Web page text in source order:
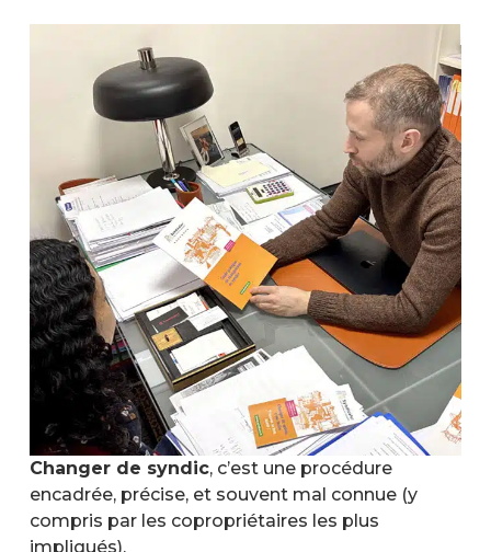
Changer de syndic, c’est une procédure
encadrée, précise, et souvent mal connue (y
compris par les copropriétaires les plus
impliqués).